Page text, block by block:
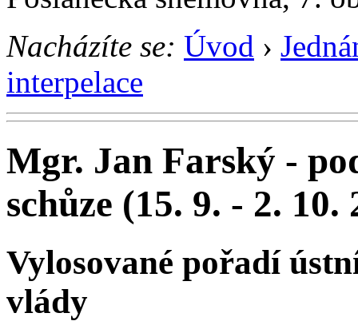
Nacházíte se: Úvod ›
interpelace
Mgr. Jan Farský -
schůze (15. 9. - 2. 10.
Vylosované pořadí
vlády